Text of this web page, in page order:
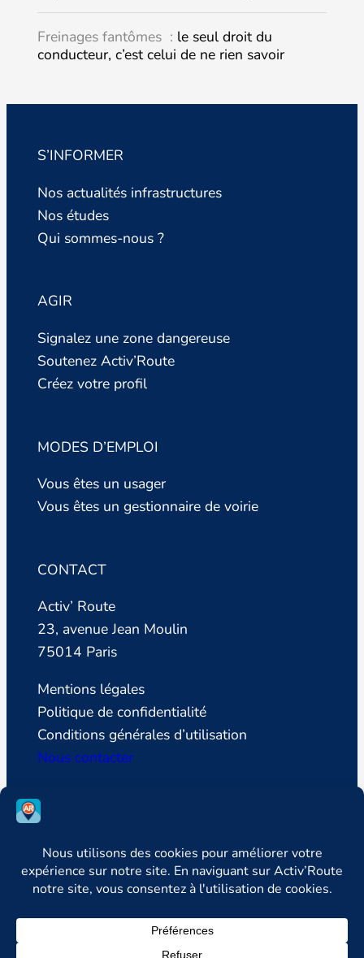
Freinages fantômes : le seul droit du
conducteur, c’est celui de ne rien savoir
S’INFORMER
Nos actualités infrastructures
Nos études
Qui sommes-nous ?
AGIR
Signalez une zone dangereuse
Soutenez Activ’Route
Créez votre profil
MODES D’EMPLOI
Vous êtes un usager
Vous êtes un gestionnaire de voirie
CONTACT
Activ’ Route
23, avenue Jean Moulin
75014 Paris
Mentions légales
Politique de confidentialité
Conditions générales d’utilisation
Nous contacter
SUIVEZ LA LIGUE DE DEFENSE DES
CONDUCTEURS
FacebookInstagram LinkedIn
Newsletter